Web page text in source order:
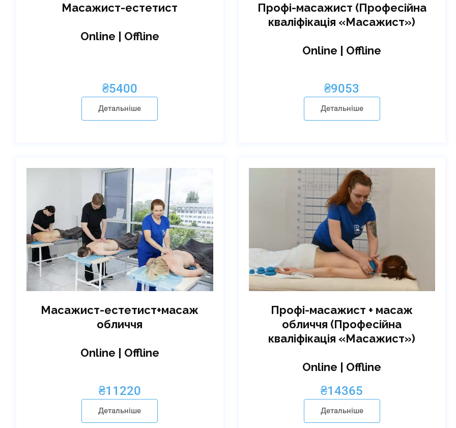
Масажист-естетист
Online | Offline
₴5400
Детальніше
Профі-масажист (Професійна
кваліфікація «Масажист»)
Online | Offline
₴9053
Детальніше
Масажист-естетист+масаж
обличчя
Online | Offline
₴11220
Детальніше
Профі-масажист + масаж
обличчя (Професійна
кваліфікація «Масажист»)
Online | Offline
₴14365
Детальніше